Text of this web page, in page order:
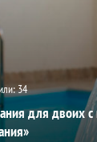
34
для двоих с